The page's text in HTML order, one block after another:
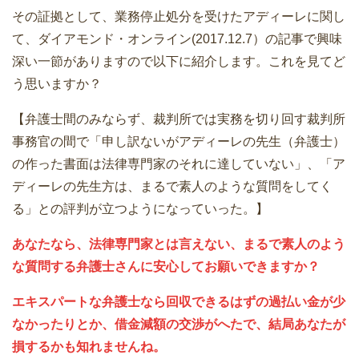
その証拠として、業務停止処分を受けたアディーレに関し
て、ダイアモンド・オンライン(2017.12.7）の記事で興味
深い一節がありますので以下に紹介します。これを見てど
う思いますか？
【弁護士間のみならず、裁判所では実務を切り回す裁判所
事務官の間で「申し訳ないがアディーレの先生（弁護士）
の作った書面は法律専門家のそれに達していない」、「ア
ディーレの先生方は、まるで素人のような質問をしてく
る」との評判が立つようになっていった。】
あなたなら、法律専門家とは言えない、まるで素人のよう
な質問する弁護士さんに安心してお願いできますか？
エキスパートな弁護士なら回収できるはずの過払い金が少
なかったりとか、借金減額の交渉がへたで、結局あなたが
損するかも知れませんね。